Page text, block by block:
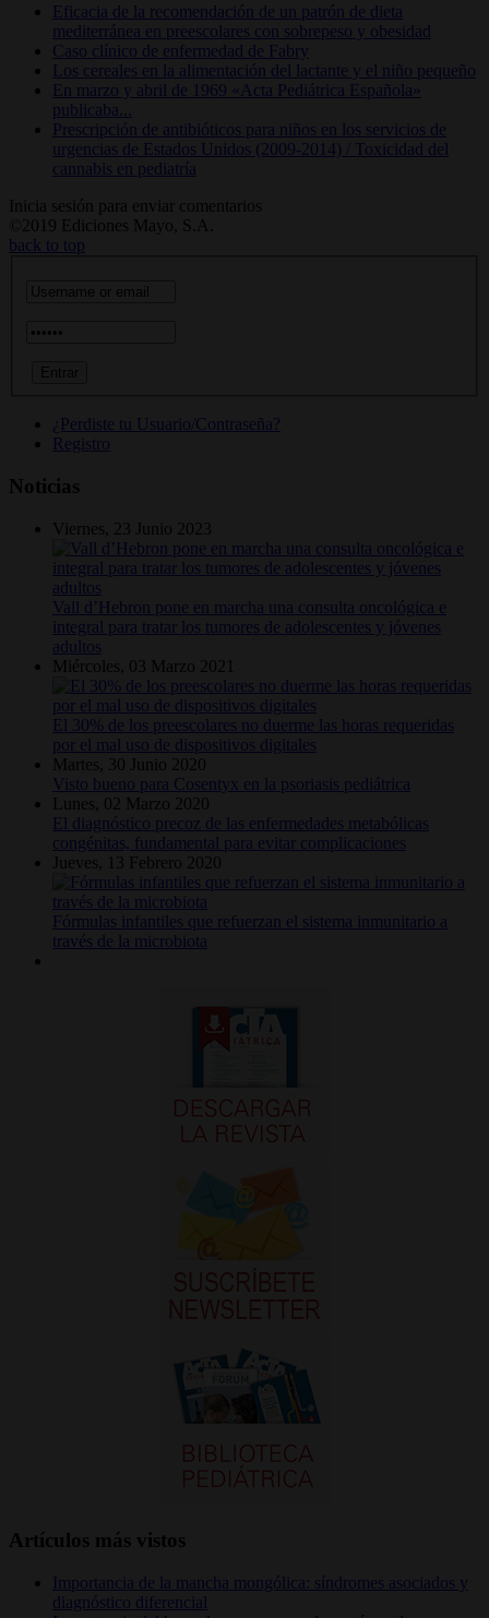
Eficacia de la recomendación de un patrón de dieta
mediterránea en preescolares con sobrepeso y obesidad
Caso clínico de enfermedad de Fabry
Los cereales en la alimentación del lactante y el niño pequeño
En marzo y abril de 1969 «Acta Pediátrica Española»
publicaba...
Prescripción de antibióticos para niños en los servicios de
urgencias de Estados Unidos (2009-2014) / Toxicidad del
cannabis en pediatría
Inicia sesión para enviar comentarios
©2019 Ediciones Mayo, S.A.
back to top
¿Perdiste tu Usuario/Contraseña?
Registro
Noticias
Viernes, 23 Junio 2023
Vall d’Hebron pone en marcha una consulta oncológica e
integral para tratar los tumores de adolescentes y jóvenes
adultos
Miércoles, 03 Marzo 2021
El 30% de los preescolares no duerme las horas requeridas
por el mal uso de dispositivos digitales
Martes, 30 Junio 2020
Visto bueno para Cosentyx en la psoriasis pediátrica
Lunes, 02 Marzo 2020
El diagnóstico precoz de las enfermedades metabólicas
congénitas, fundamental para evitar complicaciones
Jueves, 13 Febrero 2020
Fórmulas infantiles que refuerzan el sistema inmunitario a
través de la microbiota
Artículos más vistos
Importancia de la mancha mongólica: síndromes asociados y
diagnóstico diferencial